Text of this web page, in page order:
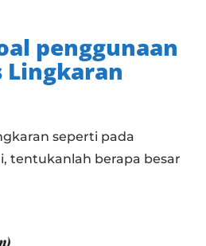
penggunaan
Lingkaran
seperti pada
tentukanlah berapa besar